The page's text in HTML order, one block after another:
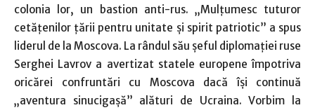
colonia lor, un bastion anti-rus. „Mulţumesc tuturor
cetăţenilor ţării pentru unitate şi spirit patriotic” a spus
liderul de la Moscova. La rândul său şeful diplomaţiei ruse
Serghei Lavrov a avertizat statele europene împotriva
oricărei confruntări cu Moscova dacă îşi continuă
„aventura sinucigaşă” alături de Ucraina. Vorbim la